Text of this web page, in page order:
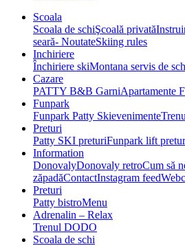
Scoala
Scoala de schiŞcoală privată
seară- NoutateSkiing rules
Inchiriere
Închiriere skiMontana servis de
Cazare
PATTY B&B GarniApartamente
Funpark
Funpark Patty Skievenimente
Preturi
Patty SKI preturiFunpark lift
Information
DonovalyDonovaly retroCum să
zăpadăContactInstagram feed
Preturi
Patty bistroMenu
Adrenalin – Relax
Trenul DODO
Scoala de schi